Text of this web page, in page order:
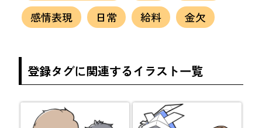
感情表現
日常 給料 金欠
登録タグに関連するイラスト一覧